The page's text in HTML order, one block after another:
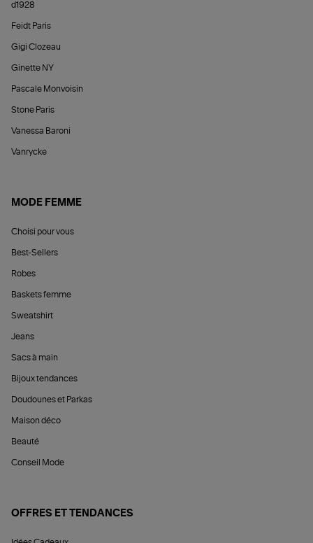
d1928
Feidt Paris
Gigi Clozeau
Ginette NY
Pascale Monvoisin
Stone Paris
Vanessa Baroni
Vanrycke
MODE FEMME
Choisi pour vous
Best-Sellers
Robes
Baskets femme
Sweatshirt
Jeans
Sacs à main
Bijoux tendances
Doudounes et Parkas
Maison déco
Beauté
Conseil Mode
OFFRES ET TENDANCES